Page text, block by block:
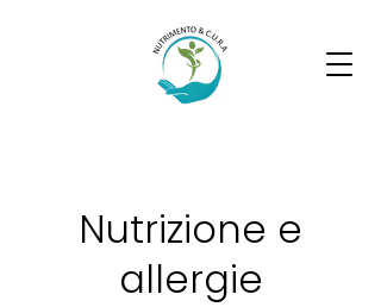
Nutrizione e
allergie